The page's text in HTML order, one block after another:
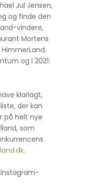
Jul Jensen,
og finde den
vindere,
Mortens
og i 2021:
klarlagt,
der kan
på helt nye
som
.